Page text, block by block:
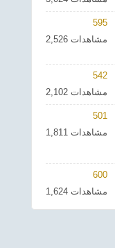
595
2,526 مشاهدات
542
2,102 مشاهدات
501
1,811 مشاهدات
600
1,624 مشاهدات